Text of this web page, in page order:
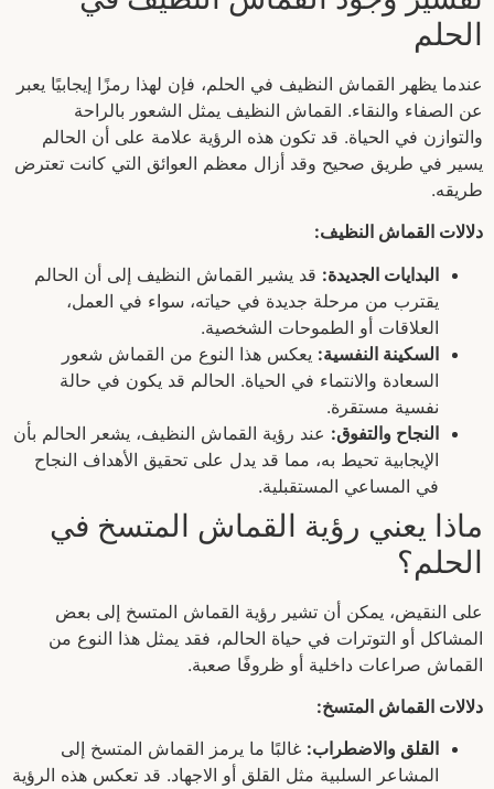
الحلم
عندما يظهر القماش النظيف في الحلم، فإن لهذا رمزًا إيجابيًا يعبر
عن الصفاء والنقاء. القماش النظيف يمثل الشعور بالراحة
والتوازن في الحياة. قد تكون هذه الرؤية علامة على أن الحالم
يسير في طريق صحيح وقد أزال معظم العوائق التي كانت تعترض
طريقه.
دلالات القماش النظيف:
البدايات الجديدة: قد يشير القماش النظيف إلى أن الحالم
يقترب من مرحلة جديدة في حياته، سواء في العمل،
العلاقات أو الطموحات الشخصية.
السكينة النفسية: يعكس هذا النوع من القماش شعور
السعادة والانتماء في الحياة. الحالم قد يكون في حالة
نفسية مستقرة.
النجاح والتفوق: عند رؤية القماش النظيف، يشعر الحالم بأن
الإيجابية تحيط به، مما قد يدل على تحقيق الأهداف النجاح
في المساعي المستقبلية.
ماذا يعني رؤية القماش المتسخ في
الحلم؟
على النقيض، يمكن أن تشير رؤية القماش المتسخ إلى بعض
المشاكل أو التوترات في حياة الحالم، فقد يمثل هذا النوع من
القماش صراعات داخلية أو ظروفًا صعبة.
دلالات القماش المتسخ:
القلق والاضطراب: غالبًا ما يرمز القماش المتسخ إلى
المشاعر السلبية مثل القلق أو الاجهاد. قد تعكس هذه الرؤية